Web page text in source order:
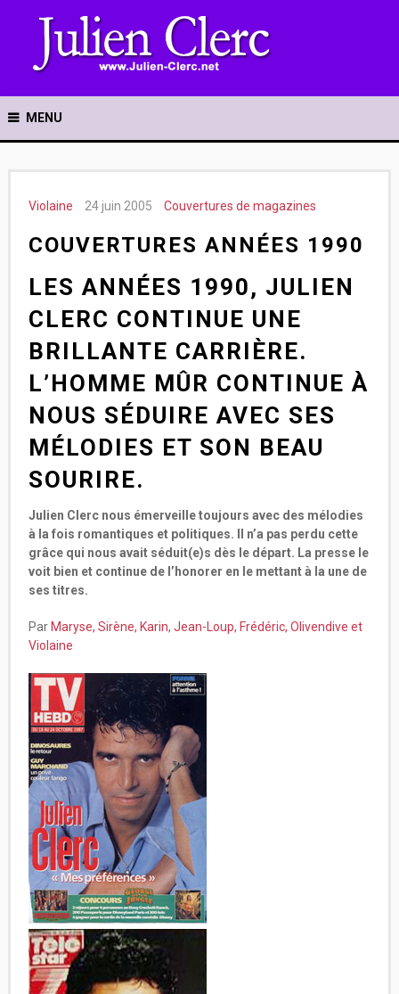
MENU
Violaine 24 juin 2005 Couvertures de magazines
COUVERTURES ANNÉES 1990
LES ANNÉES 1990, JULIEN
CLERC CONTINUE UNE
BRILLANTE CARRIÈRE.
L’HOMME MÛR CONTINUE À
NOUS SÉDUIRE AVEC SES
MÉLODIES ET SON BEAU
SOURIRE.
Julien Clerc nous émerveille toujours avec des mélodies
à la fois romantiques et politiques. Il n’a pas perdu cette
grâce qui nous avait séduit(e)s dès le départ. La presse le
voit bien et continue de l’honorer en le mettant à la une de
ses titres.
Par Maryse, Sirène, Karin, Jean-Loup, Frédéric, Olivendive et
Violaine